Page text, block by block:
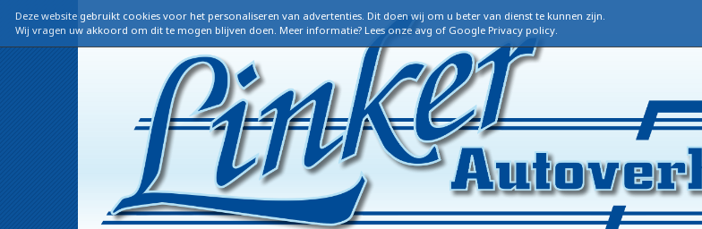
Deze website gebruikt cookies voor het personaliseren van advertenties. Dit doen wij om u beter van dienst te kunnen zijn.
Wij vragen uw akkoord om dit te mogen blijven doen. Meer informatie? Lees onze avg of Google Privacy policy.